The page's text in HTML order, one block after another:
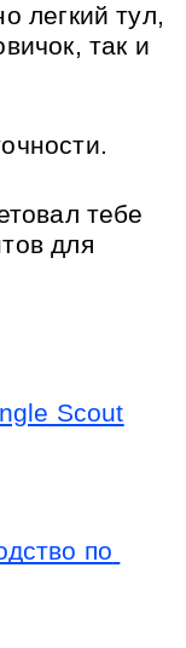
легкий тул,
так и
тебе
для
Scout
по